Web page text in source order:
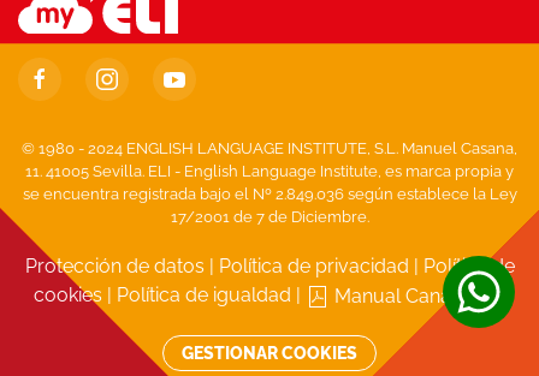
© 1980 - 2024 ENGLISH LANGUAGE INSTITUTE, S.L. Manuel Casana,
11. 41005 Sevilla. ELI - English Language Institute, es marca propia y
se encuentra registrada bajo el Nº 2.849.036 según establece la Ley
17/2001 de 7 de Diciembre.
Protección de datos Política de privacidad
Política de
cookies
Política de igualdad Manual Canal Ético
GESTIONAR COOKIES